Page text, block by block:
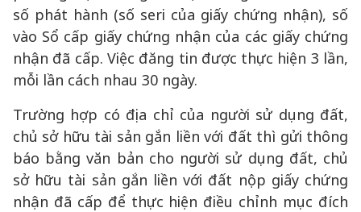
số phát hành (số seri của giấy chứng nhận), số
vào Sổ cấp giấy chứng nhận của các giấy chứng
nhận đã cấp. Việc đăng tin được thực hiện 3 lần,
mỗi lần cách nhau 30 ngày.
Trường hợp có địa chỉ của người sử dụng đất,
chủ sở hữu tài sản gắn liền với đất thì gửi thông
báo bằng văn bản cho người sử dụng đất, chủ
sở hữu tài sản gắn liền với đất nộp giấy chứng
nhận đã cấp để thực hiện điều chỉnh mục đích